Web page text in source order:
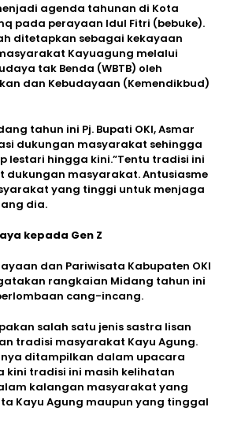
agenda tahunan di Kota
pada perayaan Idul Fitri (bebuke).
ditetapkan sebagai kekayaan
Kayuagung melalui
tak Benda (WBTB) oleh
dan Kebudayaan (Kemendikbud)
tahun ini Pj. Bupati OKI, Asmar
dukungan masyarakat sehingga
lestari hingga kini.”Tentu tradisi ini
dukungan masyarakat. Antusiasme
yang tinggi untuk menjaga
dia.
kepada Gen Z
dan Pariwisata Kabupaten OKI
rangkaian Midang tahun ini
cang-incang.
salah satu jenis sastra lisan
tradisi masyarakat Kayu Agung.
ditampilkan dalam upacara
kini tradisi ini masih kelihatan
kalangan masyarakat yang
Kayu Agung maupun yang tinggal